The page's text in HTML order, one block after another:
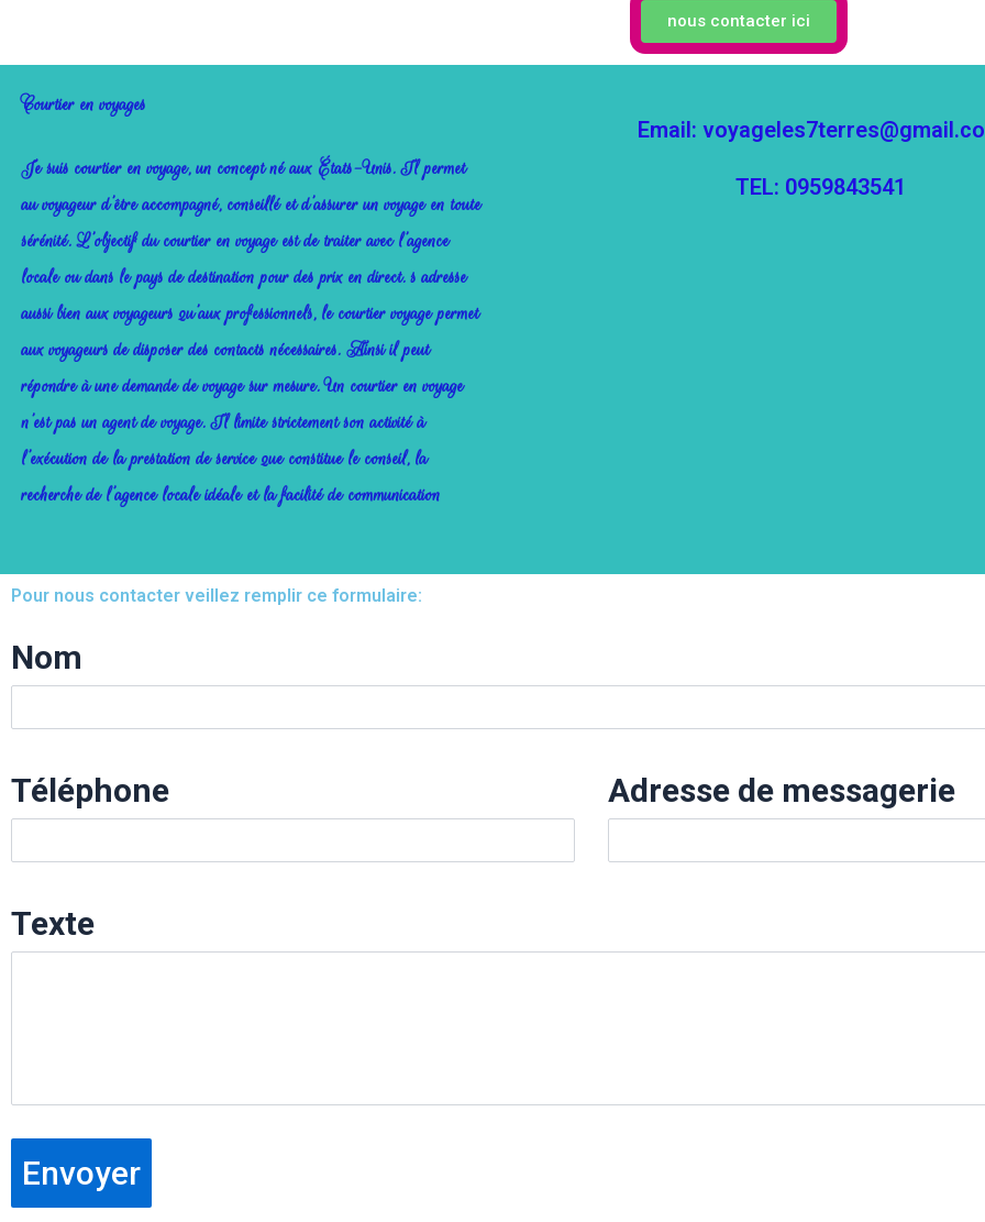
nous contacter ici
Courtier en voyages
Je suis courtier en voyage, un concept né aux États-Unis. Il permet
au voyageur d’être accompagné, conseillé et d’assurer un voyage en toute
sérénité. L’objectif du courtier en voyage est de traiter avec l’agence
locale ou dans le pays de destination pour des prix en direct. s adresse
aussi bien aux voyageurs qu’aux professionnels, le courtier voyage permet
aux voyageurs de disposer des contacts nécessaires. Ainsi il peut
répondre à une demande de voyage sur mesure. Un courtier en voyage
n’est pas un agent de voyage. Il limite strictement son activité à
l’exécution de la prestation de service que constitue le conseil, la
recherche de l’agence locale idéale et la facilité de communication
Email:
TEL: 0959843541
Pour nous contacter veillez remplir ce formulaire:
Nom
Téléphone Adresse de messagerie
Texte
Envoyer